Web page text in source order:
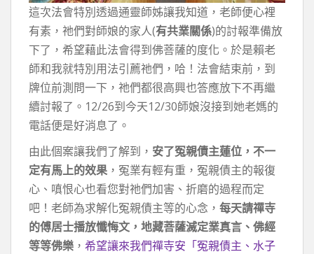
這次法會特別透過通靈師姊讓我知道，老師便心裡
有素，祂們對師娘的家人(有共業關係)的討報準備放
下了，希望藉此法會得到佛菩薩的度化。於是賴老
師和我就特別用法引薦祂們，哈！法會結束前，到
牌位前測問一下，祂們都很高興也答應放下不再繼
續討報了。12/26到今天12/30師娘沒接到她老媽的
電話便是好消息了。
由此個案讓我們了解到， 安了冤親債主蓮位，不一
定有馬上的效果 ，冤業有輕有重，冤親債主的報復
心、嗔恨心也看您對祂們加害、折磨的過程而定
吧！老師為求解化冤親債主等的心念， 每天請禪寺
的傅居士播放懺悔文，地藏菩薩滅定業真言、佛經
等等佛樂 ， 希望讓來我們禪寺安「冤親債主、水子